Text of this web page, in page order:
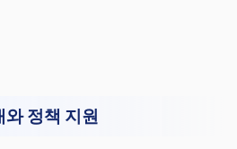
정책 지원